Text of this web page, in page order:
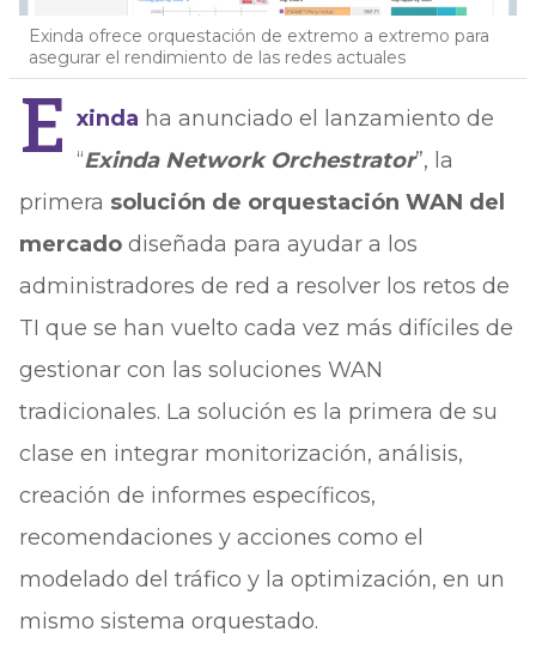
Exinda ofrece orquestación de extremo a extremo para
asegurar el rendimiento de las redes actuales
E xinda ha anunciado el lanzamiento de
“Exinda Network Orchestrator”, la
primera solución de orquestación WAN del
mercado diseñada para ayudar a los
administradores de red a resolver los retos de
TI que se han vuelto cada vez más difíciles de
gestionar con las soluciones WAN
tradicionales. La solución es la primera de su
clase en integrar monitorización, análisis,
creación de informes específicos,
recomendaciones y acciones como el
modelado del tráfico y la optimización, en un
mismo sistema orquestado.